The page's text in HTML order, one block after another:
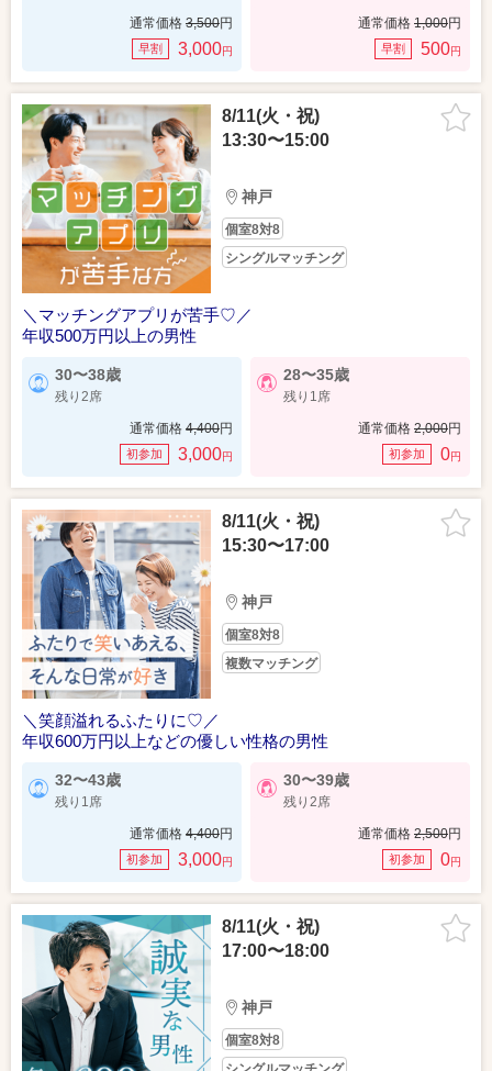
通常価格 3,500円
早割 3,000円
通常価格 1,000円
早割 500円
8/11(火・祝)
13:30〜15:00
神戸
個室8対8
シングルマッチング
＼マッチングアプリが苦手♡／
年収500万円以上の男性
30〜38歳
残り2席
通常価格 4,400円
初参加 3,000円
28〜35歳
残り1席
通常価格 2,000円
初参加 0円
8/11(火・祝)
15:30〜17:00
神戸
個室8対8
複数マッチング
＼笑顔溢れるふたりに♡／
年収600万円以上などの優しい性格の男性
32〜43歳
残り1席
通常価格 4,400円
初参加 3,000円
30〜39歳
残り2席
通常価格 2,500円
初参加 0円
8/11(火・祝)
17:00〜18:00
神戸
個室8対8